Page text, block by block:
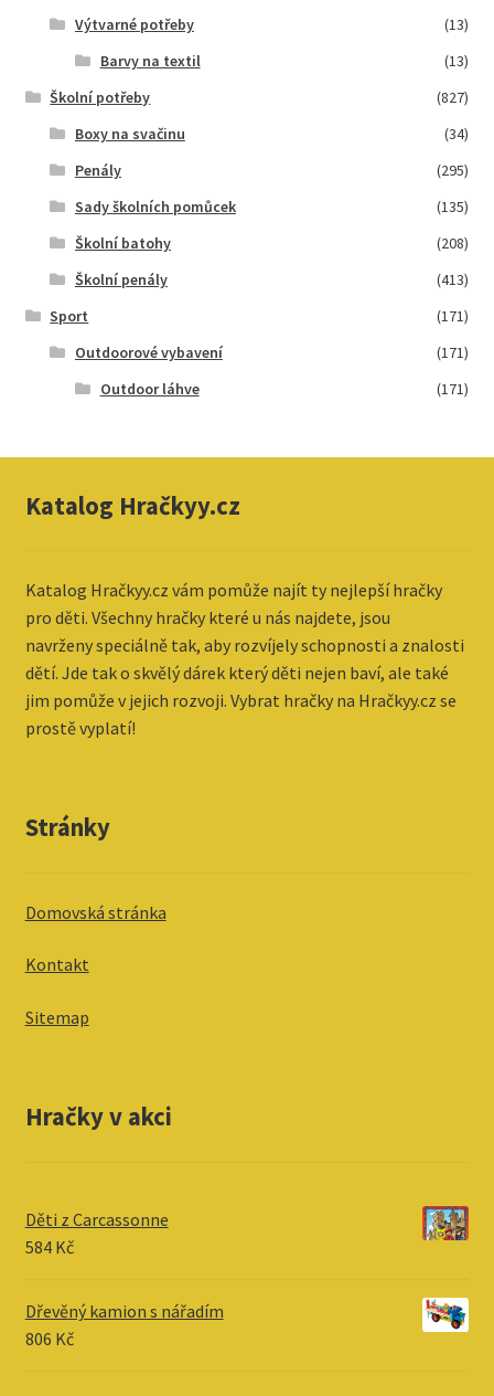
Výtvarné potřeby
(13)
Barvy na textil
(13)
Školní potřeby
(827)
Boxy na svačinu
(34)
Penály
(295)
Sady školních pomůcek
(135)
Školní batohy
(208)
Školní penály
(413)
Sport
(171)
Outdoorové vybavení
(171)
Outdoor láhve
(171)
Katalog Hračkyy.cz
Katalog Hračkyy.cz vám pomůže najít ty nejlepší hračky
pro děti. Všechny hračky které u nás najdete, jsou
navrženy speciálně tak, aby rozvíjely schopnosti a znalosti
dětí. Jde tak o skvělý dárek který děti nejen baví, ale také
jim pomůže v jejich rozvoji. Vybrat hračky na Hračkyy.cz se
prostě vyplatí!
Stránky
Domovská stránka
Kontakt
Sitemap
Hračky v akci
Děti z Carcassonne
584 Kč
Dřevěný kamion s nářadím
806 Kč